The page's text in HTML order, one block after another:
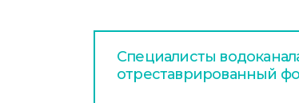
Специалисты
отреставрированный